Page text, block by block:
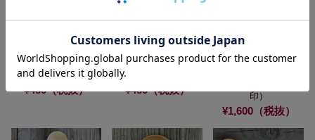
竹バターナイフ
¥450（税抜）
竹煮豆スプーン
¥450（税抜）
印）
¥1,600（税抜）